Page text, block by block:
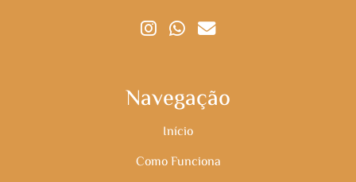
Navegação
Início
Como Funciona